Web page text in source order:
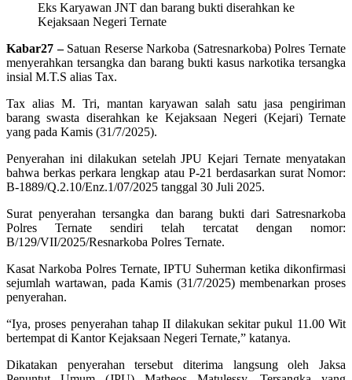
Eks Karyawan JNT dan barang bukti diserahkan ke
Kejaksaan Negeri Ternate
Kabar27 –Satuan Reserse Narkoba (Satresnarkoba) Polres Ternate
menyerahkan tersangka dan barang bukti kasus narkotika tersangka
insial M.T.S alias Tax.
Tax alias M. Tri, mantan karyawan salah satu jasa pengiriman
barang swasta diserahkan ke Kejaksaan Negeri (Kejari) Ternate
yang pada Kamis (31/7/2025).
Penyerahan ini dilakukan setelah JPU Kejari Ternate menyatakan
bahwa berkas perkara lengkap atau P-21 berdasarkan surat Nomor:
B-1889/Q.2.10/Enz.1/07/2025 tanggal 30 Juli 2025.
Surat penyerahan tersangka dan barang bukti dari Satresnarkoba
Polres Ternate sendiri telah tercatat dengan nomor:
B/129/VII/2025/Resnarkoba Polres Ternate.
Kasat Narkoba Polres Ternate, IPTU Suherman ketika dikonfirmasi
sejumlah wartawan, pada Kamis (31/7/2025) membenarkan proses
penyerahan.
“Iya, proses penyerahan tahap II dilakukan sekitar pukul 11.00 Wit
bertempat di Kantor Kejaksaan Negeri Ternate,” katanya.
Dikatakan penyerahan tersebut diterima langsung oleh Jaksa